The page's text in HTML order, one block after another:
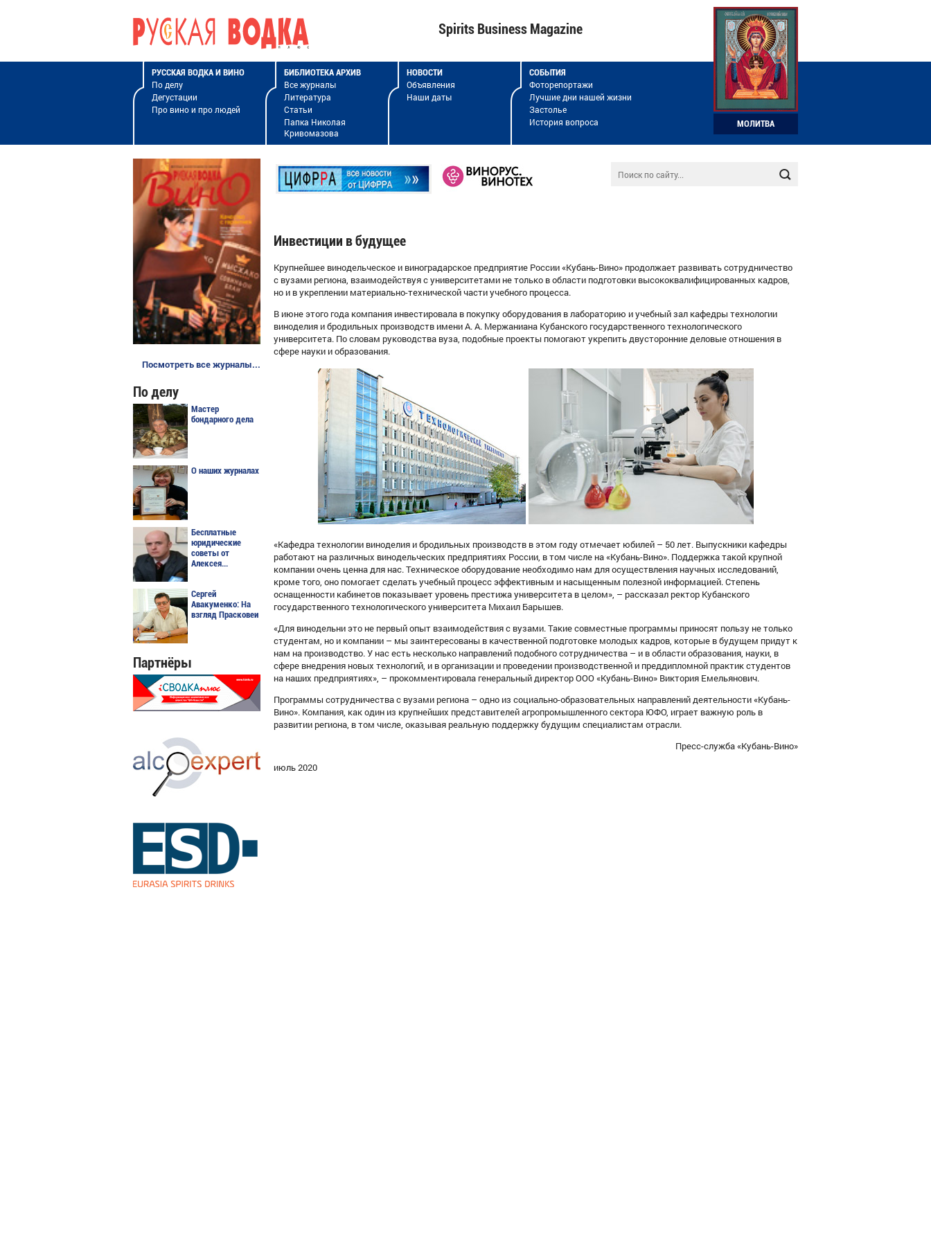
МОЛИТВА
Spirits Business Magazine
РУССКАЯ ВОДКА И ВИНО
По делу
Дегустации
Про вино и про людей
БИБЛИОТЕКА АРХИВ
Все журналы
Литература
Статьи
Папка Николая
Кривомазова
НОВОСТИ
Объявления
Наши даты
СОБЫТИЯ
Фоторепортажи
Лучшие дни нашей жизни
Застолье
История вопроса
Посмотреть все журналы...
По делу
Мастер
бондарного дела
О наших журналах
Бесплатные
юридические
советы от
Алексея...
Сергей
Авакуменко: На
взгляд Прасковеи
Партнёры
Инвестиции в будущее
Крупнейшее винодельческое и виноградарское предприятие России «Кубань-Вино» продолжает развивать сотрудничество
с вузами региона, взаимодействуя с университетами не только в области подготовки высококвалифицированных кадров,
но и в укреплении материально-технической части учебного процесса.
В июне этого года компания инвестировала в покупку оборудования в лабораторию и учебный зал кафедры технологии
виноделия и бродильных производств имени А. А. Мержаниана Кубанского государственного технологического
университета. По словам руководства вуза, подобные проекты помогают укрепить двусторонние деловые отношения в
сфере науки и образования.
«Кафедра технологии виноделия и бродильных производств в этом году отмечает юбилей – 50 лет. Выпускники кафедры
работают на различных винодельческих предприятиях России, в том числе на «Кубань-Вино». Поддержка такой крупной
компании очень ценна для нас. Техническое оборудование необходимо нам для осуществления научных исследований,
кроме того, оно помогает сделать учебный процесс эффективным и насыщенным полезной информацией. Степень
оснащенности кабинетов показывает уровень престижа университета в целом», – рассказал ректор Кубанского
государственного технологического университета Михаил Барышев.
«Для винодельни это не первый опыт взаимодействия с вузами. Такие совместные программы приносят пользу не только
студентам, но и компании – мы заинтересованы в качественной подготовке молодых кадров, которые в будущем придут к
нам на производство. У нас есть несколько направлений подобного сотрудничества – и в области образования, науки, в
сфере внедрения новых технологий, и в организации и проведении производственной и преддипломной практик студентов
на наших предприятиях», – прокомментировала генеральный директор ООО «Кубань-Вино» Виктория Емельянович.
Программы сотрудничества с вузами региона – одно из социально-образовательных направлений деятельности «Кубань-
Вино». Компания, как один из крупнейших представителей агропромышленного сектора ЮФО, играет важную роль в
развитии региона, в том числе, оказывая реальную поддержку будущим специалистам отрасли.
Пресс-служба «Кубань-Вино»
июль 2020